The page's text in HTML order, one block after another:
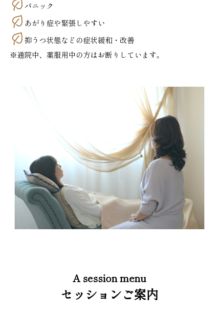
パニック
あがり症や緊張しやすい
抑うつ状態などの症状緩和・改善
※通院中、薬服用中の方はお断りしています。
A session menu
セッションご案内